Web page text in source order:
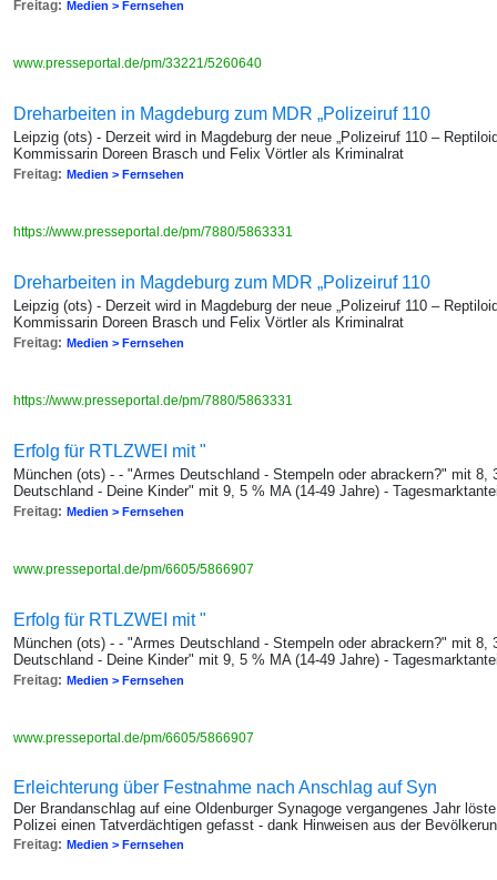
Freitag: Medien > Fernsehen
www.presseportal.de/pm/33221/5260640
Dreharbeiten in Magdeburg zum MDR „Polizeiruf 110
Leipzig (ots) - Derzeit wird in Magdeburg der neue „Polizeiruf 110 –
Kommissarin Doreen Brasch und Felix Vörtler als Kriminalrat
Freitag: Medien > Fernsehen
https://www.presseportal.de/pm/7880/5863331
Dreharbeiten in Magdeburg zum MDR „Polizeiruf 110
Leipzig (ots) - Derzeit wird in Magdeburg der neue „Polizeiruf 110 –
Kommissarin Doreen Brasch und Felix Vörtler als Kriminalrat
Freitag: Medien > Fernsehen
https://www.presseportal.de/pm/7880/5863331
Erfolg für RTLZWEI mit "
München (ots) - - "Armes Deutschland - Stempeln oder abrackern?" mit 8,
Deutschland - Deine Kinder" mit 9, 5 % MA (14-49 Jahre) -
Freitag: Medien > Fernsehen
www.presseportal.de/pm/6605/5866907
Erfolg für RTLZWEI mit "
München (ots) - - "Armes Deutschland - Stempeln oder abrackern?" mit 8,
Deutschland - Deine Kinder" mit 9, 5 % MA (14-49 Jahre) -
Freitag: Medien > Fernsehen
www.presseportal.de/pm/6605/5866907
Erleichterung über Festnahme nach Anschlag auf Syn
Der Brandanschlag auf eine Oldenburger Synagoge vergangenes Jahr
Polizei einen Tatverdächtigen gefasst - dank Hinweisen aus der
Freitag: Medien > Fernsehen